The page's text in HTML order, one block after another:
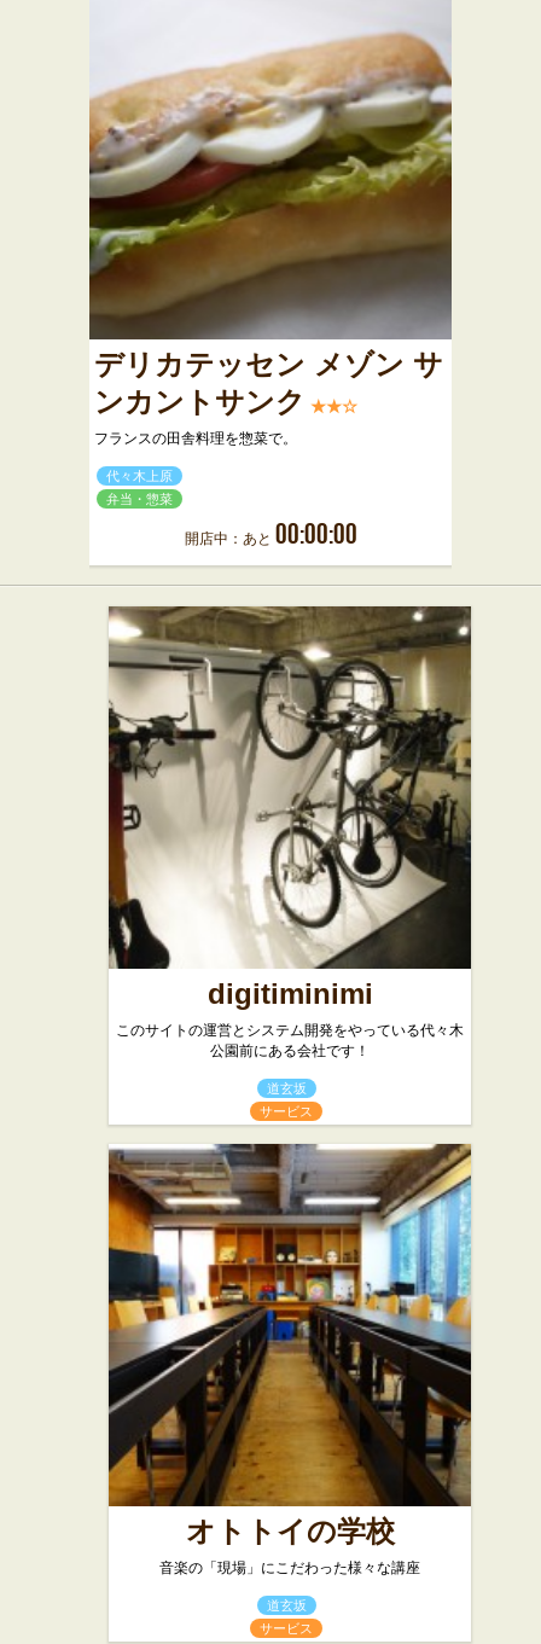
デリカテッセン メゾン サ
ンカントサンク ★★☆
フランスの田舎料理を惣菜で。
代々木上原
弁当・惣菜
開店中：あと 00:00:00
digitiminimi
このサイトの運営とシステム開発をやっている代々木
公園前にある会社です！
道玄坂
サービス
オトトイの学校
音楽の「現場」にこだわった様々な講座
道玄坂
サービス